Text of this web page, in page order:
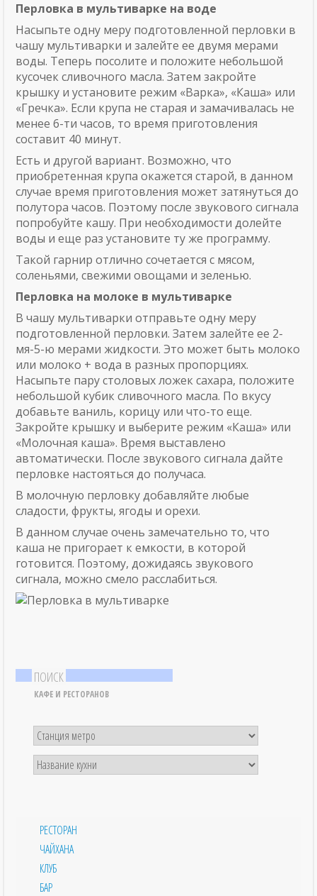
Перловка в мультиварке на воде
Насыпьте одну меру подготовленной перловки в
чашу мультиварки и залейте ее двумя мерами
воды. Теперь посолите и положите небольшой
кусочек сливочного масла. Затем закройте
крышку и установите режим «Варка», «Каша» или
«Гречка». Если крупа не старая и замачивалась не
менее 6-ти часов, то время приготовления
составит 40 минут.
Есть и другой вариант. Возможно, что
приобретенная крупа окажется старой, в данном
случае время приготовления может затянуться до
полутора часов. Поэтому после звукового сигнала
попробуйте кашу. При необходимости долейте
воды и еще раз установите ту же программу.
Такой гарнир отлично сочетается с мясом,
соленьями, свежими овощами и зеленью.
Перловка на молоке в мультиварке
В чашу мультиварки отправьте одну меру
подготовленной перловки. Затем залейте ее 2-
мя-5-ю мерами жидкости. Это может быть молоко
или молоко + вода в разных пропорциях.
Насыпьте пару столовых ложек сахара, положите
небольшой кубик сливочного масла. По вкусу
добавьте ваниль, корицу или что-то еще.
Закройте крышку и выберите режим «Каша» или
«Молочная каша». Время выставлено
автоматически. После звукового сигнала дайте
перловке настояться до получаса.
В молочную перловку добавляйте любые
сладости, фрукты, ягоды и орехи.
В данном случае очень замечательно то, что
каша не пригорает к емкости, в которой
готовится. Поэтому, дожидаясь звукового
сигнала, можно смело расслабиться.
ПОИСК
КАФЕ И РЕСТОРАНОВ
РЕСТОРАН
ЧАЙХАНА
КЛУБ
БАР